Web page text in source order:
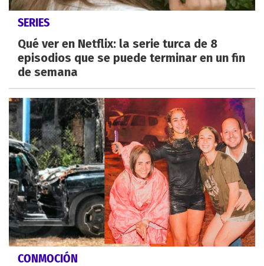
SERIES
Qué ver en Netflix: la serie turca de 8
episodios que se puede terminar en un fin
de semana
CONMOCIÓN